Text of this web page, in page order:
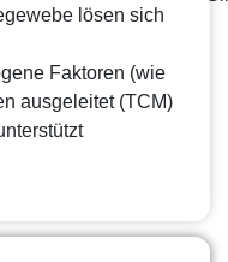
lösen sich
Faktoren (wie
ausgeleitet (TCM)